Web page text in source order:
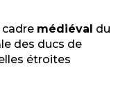
cadre médiéval du
des ducs de
étroites